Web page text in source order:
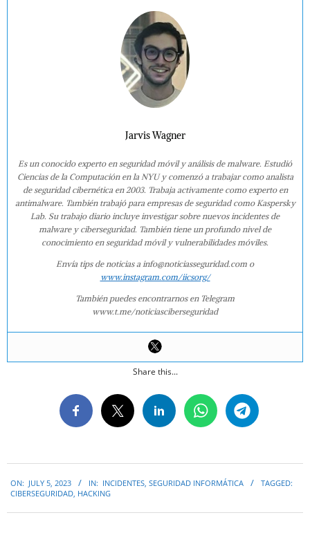
Jarvis Wagner
Es un conocido experto en seguridad móvil y análisis de malware. Estudió
Ciencias de la Computación en la NYU y comenzó a trabajar como analista
de seguridad cibernética en 2003. Trabaja activamente como experto en
antimalware. También trabajó para empresas de seguridad como Kaspersky
Lab. Su trabajo diario incluye investigar sobre nuevos incidentes de
malware y ciberseguridad. También tiene un profundo nivel de
conocimiento en seguridad móvil y vulnerabilidades móviles.
Envía tips de noticias a info@noticiasseguridad.com o
www.instagram.com/iicsorg/
También puedes encontrarnos en Telegram
www.t.me/noticiasciberseguridad
Share this...
07-
ON: JULY 5, 2023 IN: INCIDENTES SEGURIDAD INFORMÁTICA
TAGGED:
CIBERSEGURIDAD HACKING